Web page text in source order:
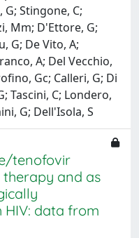
Stingone, C;
Mm; D'Ettore, G;
G; De Vito, A;
A; Del Vecchio,
Gc; Calleri, G; Di
Tascini, C; Londero,
G; Dell'Isola, S
tenofovir
and as
HIV: data from